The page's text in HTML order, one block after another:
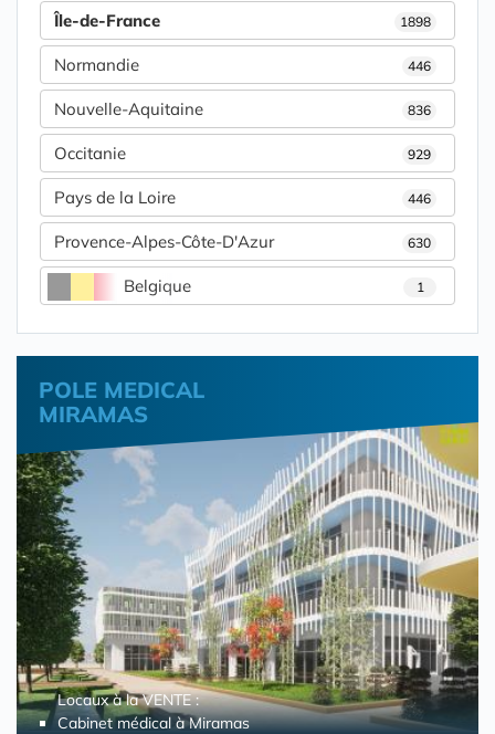
Île-de-France 1898
Normandie 446
Nouvelle-Aquitaine 836
Occitanie 929
Pays de la Loire 446
Provence-Alpes-Côte-D'Azur 630
Belgique 1
POLE MEDICAL
MIRAMAS
Locaux à la VENTE :
Cabinet médical à Miramas